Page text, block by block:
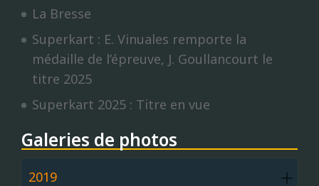
La Bresse
Superkart : E. Vinuales remporte la
médaille de l’épreuve, J. Goullancourt le
titre 2025
Superkart 2025 : Titre en vue
Galeries de photos
2019